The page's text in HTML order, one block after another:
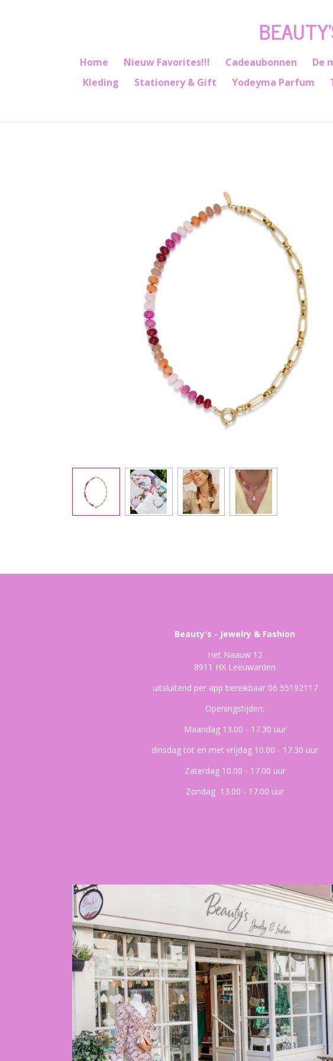
Home Nieuw Favorites!!! Cadeaubonnen De
Kleding
Stationery & Gift Yodeyma Parfum
Beauty's - Jewelry & Fashion
Het Naauw 12
8911 HX Leeuwarden
uitsluitend per app bereikbaar 06 55192117
Openingstijden:
Maandag 13.00 - 17.30 uur
dinsdag tot en met vrijdag 10.00 - 17.30 uur
Zaterdag 10.00 - 17.00 uur
Zondag 13.00 - 17.00 uur